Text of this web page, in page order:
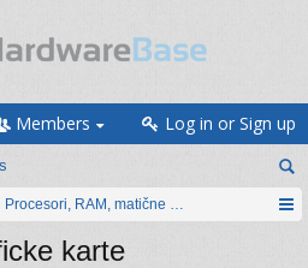
Members Log in or Sign up
Procesori, RAM, matične ploče i grafičke
karte